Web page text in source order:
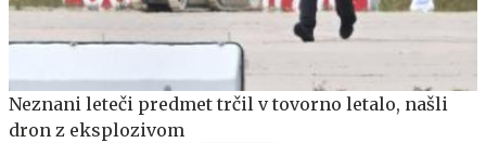
Neznani leteči predmet trčil v tovorno letalo, našli
dron z eksplozivom